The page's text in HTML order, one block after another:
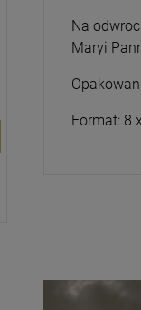
Na
Maryi
Format: 8